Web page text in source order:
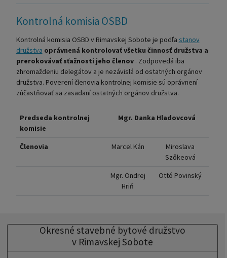
Kontrolná komisia OSBD
Kontrolná komisia OSBD v Rimavskej Sobote je podľa stanov
družstva oprávnená kontrolovať všetku činnosť družstva a
prerokovávať sťažnosti jeho členov . Zodpovedá iba
zhromaždeniu delegátov a je nezávislá od ostatných orgánov
družstva. Poverení členovia kontrolnej komisie sú oprávnení
zúčastňovať sa zasadaní ostatných orgánov družstva.
Predseda kontrolnej
komisie
Mgr. Danka Hladovcová
Členovia Marcel Kán
Miroslava
Szőkeová
Mgr. Ondrej
Hriň
Ottó Povinský
Okresné stavebné bytové družstvo
v Rimavskej Sobote